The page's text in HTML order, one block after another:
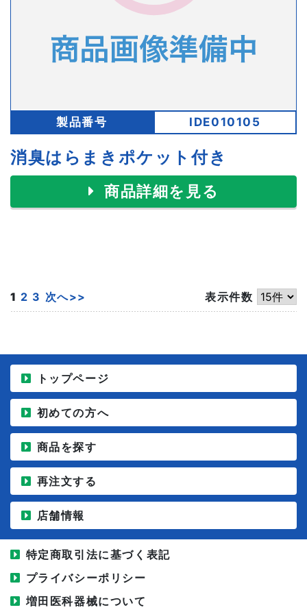
製品番号 IDE010105
消臭はらまきポケット付き
商品詳細を見る
表示件数
1 2 3 次へ>>
トップページ
初めての方へ
商品を探す
再注文する
店舗情報
特定商取引法に基づく表記
プライバシーポリシー
増田医科器械について